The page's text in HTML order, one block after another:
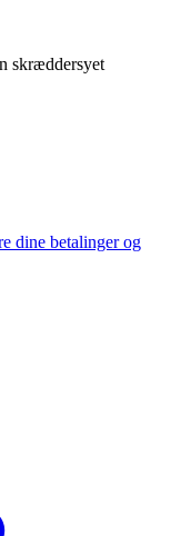
skræddersyet
dine betalinger og